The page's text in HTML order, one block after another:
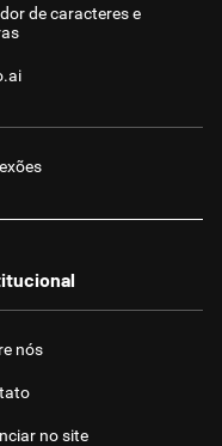
de caracteres e
nós
no site